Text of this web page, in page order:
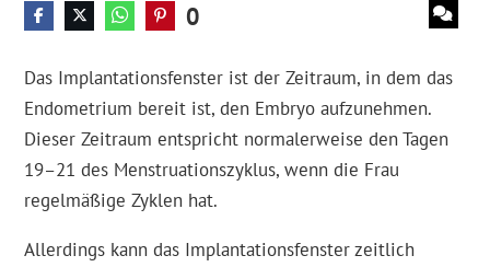
0
Das Implantationsfenster ist der Zeitraum, in dem das
Endometrium bereit ist, den Embryo aufzunehmen.
Dieser Zeitraum entspricht normalerweise den Tagen
19–21 des Menstruationszyklus, wenn die Frau
regelmäßige Zyklen hat.
Allerdings kann das Implantationsfenster zeitlich